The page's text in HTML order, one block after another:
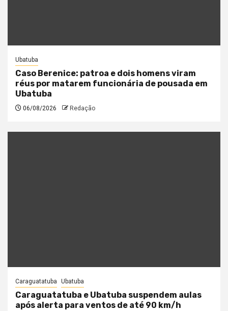
Ubatuba
Caso Berenice: patroa e dois homens viram
réus por matarem funcionária de pousada em
Ubatuba
06/08/2026 Redação
Caraguatatuba Ubatuba
Caraguatatuba e Ubatuba suspendem aulas
após alerta para ventos de até 90 km/h